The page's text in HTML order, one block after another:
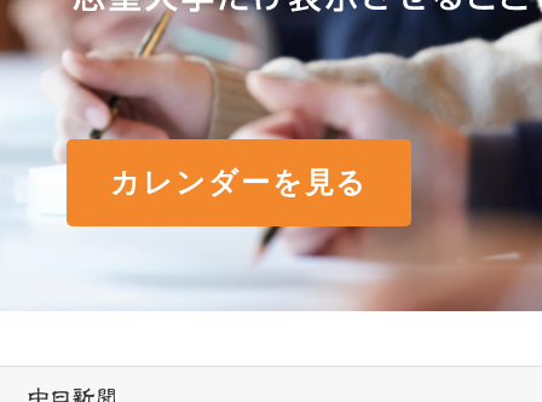
カレンダーを見る